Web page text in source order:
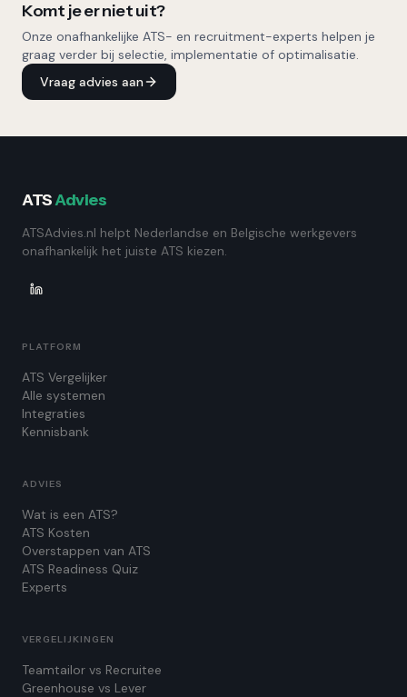
Komt je er niet uit?
Onze onafhankelijke ATS- en recruitment-experts helpen je
graag verder bij selectie, implementatie of optimalisatie.
Vraag advies aan
ATSAdvies
ATSAdvies.nl helpt Nederlandse en Belgische werkgevers
onafhankelijk het juiste ATS kiezen.
PLATFORM
ATS Vergelijker
Alle systemen
Integraties
Kennisbank
ADVIES
Wat is een ATS?
ATS Kosten
Overstappen van ATS
ATS Readiness Quiz
Experts
VERGELIJKINGEN
Teamtailor vs Recruitee
Greenhouse vs Lever